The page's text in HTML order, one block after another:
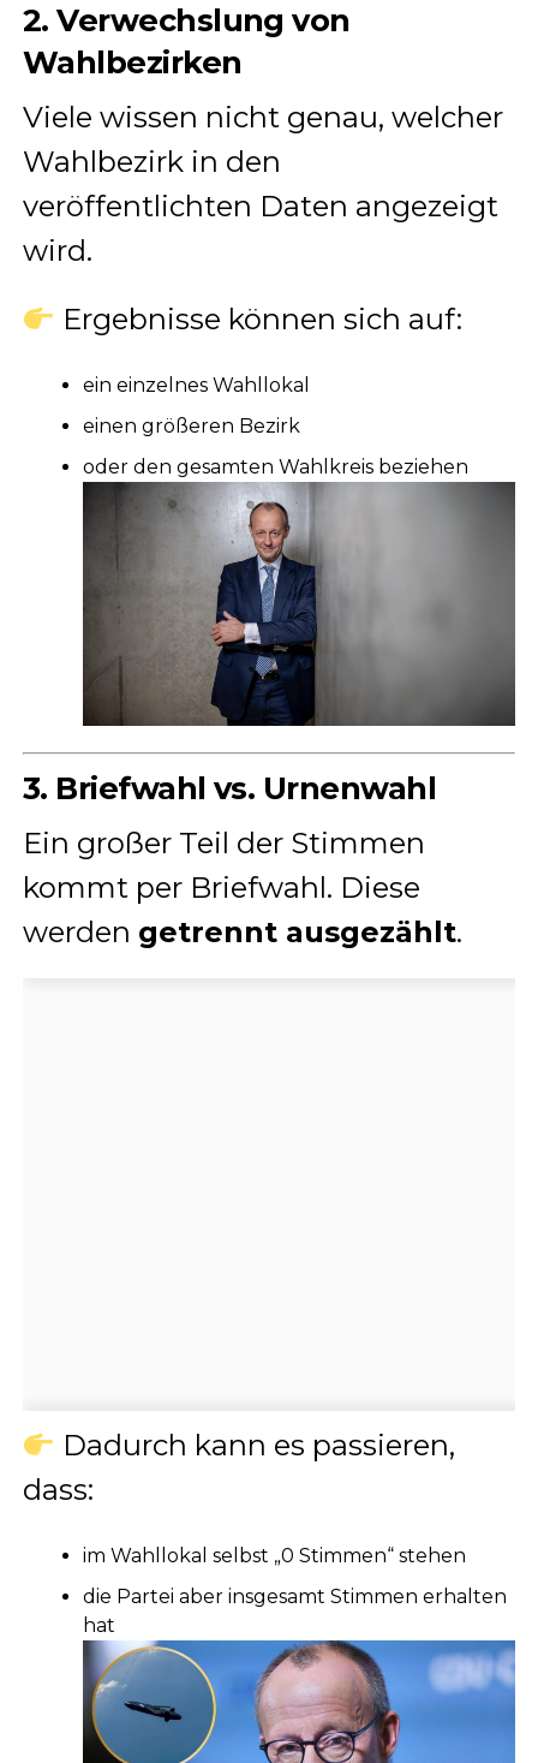
2. Verwechslung von
Wahlbezirken
Viele wissen nicht genau, welcher
Wahlbezirk in den
veröffentlichten Daten angezeigt
wird.
Ergebnisse können sich auf:
ein einzelnes Wahllokal
einen größeren Bezirk
oder den gesamten Wahlkreis beziehen
3. Briefwahl vs. Urnenwahl
Ein großer Teil der Stimmen
kommt per Briefwahl. Diese
werden getrennt ausgezählt.
Dadurch kann es passieren,
dass:
im Wahllokal selbst „0 Stimmen“ stehen
die Partei aber insgesamt Stimmen erhalten
hat